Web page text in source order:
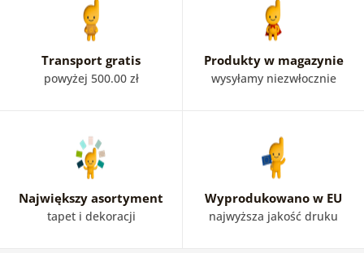
Transport gratis
powyżej 500.00 zł
Produkty w magazynie
wysyłamy niezwłocznie
Największy asortyment
tapet i dekoracji
Wyprodukowano w EU
najwyższa jakość druku